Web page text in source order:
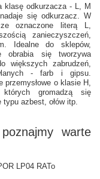
klasę odkurzacza - L, M
się odkurzacz. W
oznaczone literą L,
zanieczyszczeń,
Idealne do sklepów,
obrabia się tworzywa
większych zabrudzeń,
- farb i gipsu.
przemysłowe o klasie H,
gromadzą się
azbest, ołów itp.
warte
LP04 RATo